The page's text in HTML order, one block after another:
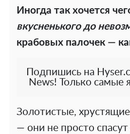
Иногда так хочется
вкусненького до
крабовых палочек —
Подпишись на
News! Только самые
Золотистые,
— они не просто